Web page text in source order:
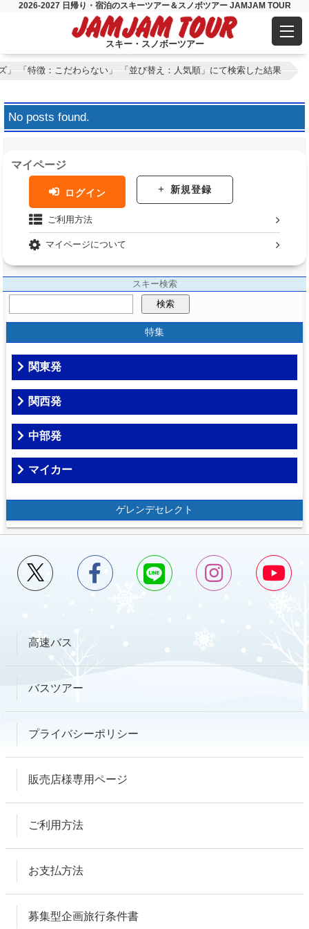
2026-2027 日帰り・宿泊のスキーツアー＆スノボツアー JAMJAM TOUR
スキー・スノボーツアー
「特徴：こだわらない」 「並び替え：人気順」にて検索した結果
No posts found.
マイページ
ログイン 新規登録
ご利用方法
マイページについて
スキー検索
検索
特集
関東発
関西発
中部発
マイカー
ゲレンデセレクト
高速バス
バスツアー
プライバシーポリシー
販売店様専用ページ
ご利用方法
お支払方法
募集型企画旅行条件書